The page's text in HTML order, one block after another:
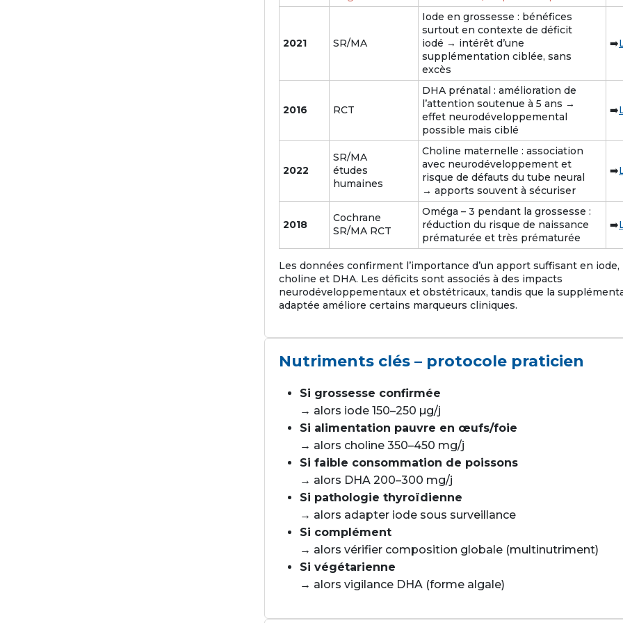
2021 SR/MA
Iode en grossesse : bénéfices
surtout en contexte de déficit
iodé → intérêt d’une
supplémentation ciblée, sans
excès
➡️
2016 RCT
DHA prénatal : amélioration de
l’attention soutenue à 5 ans →
effet neurodéveloppemental
possible mais ciblé
➡️
2022
SR/MA
études
humaines
Choline maternelle : association
avec neurodéveloppement et
risque de défauts du tube neural
→ apports souvent à sécuriser
➡️
2018
Cochrane
SR/MA RCT
Oméga – 3 pendant la grossesse :
réduction du risque de naissance
prématurée et très prématurée
➡️
Les données confirment l’importance d’un apport suffisant en iode,
choline et DHA. Les déficits sont associés à des impacts
neurodéveloppementaux et obstétricaux, tandis que la
adaptée améliore certains marqueurs cliniques.
Nutriments clés – protocole praticien
Si grossesse confirmée
→ alors iode 150–250 µg/j
Si alimentation pauvre en œufs/foie
→ alors choline 350–450 mg/j
Si faible consommation de poissons
→ alors DHA 200–300 mg/j
Si pathologie thyroïdienne
→ alors adapter iode sous surveillance
Si complément
→ alors vérifier composition globale (multinutriment)
Si végétarienne
→ alors vigilance DHA (forme algale)